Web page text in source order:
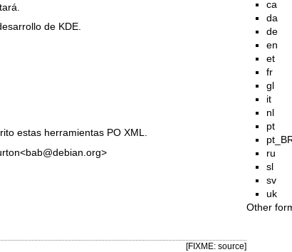
de KDE.
estas herramientas PO XML.
[FIXME: source]
ca
da
de
en
et
fr
gl
it
nl
pt
ru
sl
sv
uk
Other